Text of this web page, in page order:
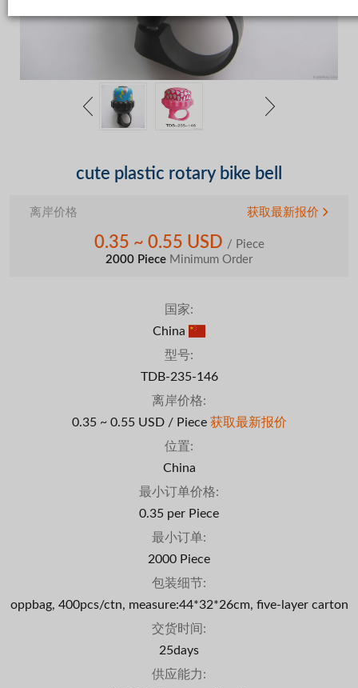
cute plastic rotary bike bell
离岸价格 获取最新报价
0.35 ~ 0.55 USD / Piece
2000 Piece Minimum Order
国家:
China
型号:
TDB-235-146
离岸价格:
0.35 ~ 0.55 USD / Piece 获取最新报价
位置:
China
最小订单价格:
0.35 per Piece
最小订单:
2000 Piece
包装细节:
oppbag, 400pcs/ctn, measure:44*32*26cm, five-layer carton
交货时间:
25days
供应能力: